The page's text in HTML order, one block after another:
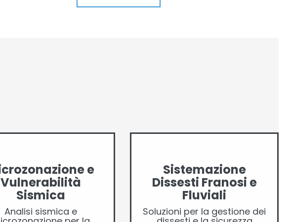
e
Vulnerabilità
Sismica
Analisi sismica e
Sistemazione
Dissesti Franosi e
Fluviali
Soluzioni per la gestione dei